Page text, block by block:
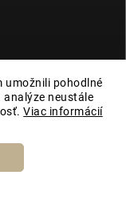
umožnili pohodlné
analýze neustále
Viac informácií